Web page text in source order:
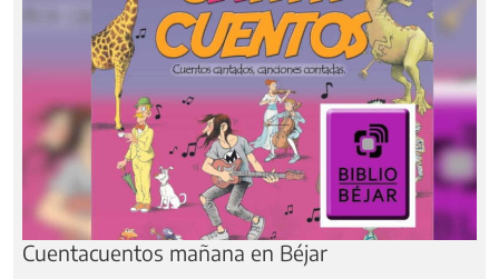
Cuentacuentos mañana en Béjar